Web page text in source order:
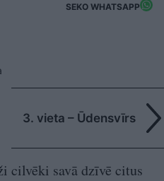
SEKO WHATSAPP
3. vieta – Ūdensvīrs
cilvēki savā dzīvē citus